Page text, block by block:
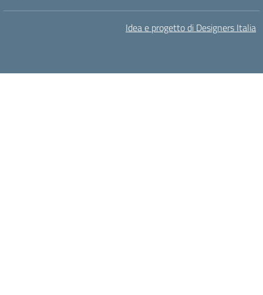
Idea e progetto di Designers Italia